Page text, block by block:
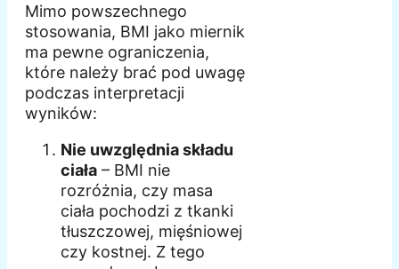
Mimo powszechnego
stosowania, BMI jako miernik
ma pewne ograniczenia,
które należy brać pod uwagę
podczas interpretacji
wyników:
Nie uwzględnia składu
ciała – BMI nie
rozróżnia, czy masa
ciała pochodzi z tkanki
tłuszczowej, mięśniowej
czy kostnej. Z tego